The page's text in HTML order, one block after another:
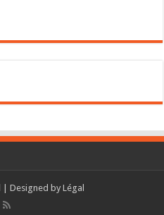
| Designed by Légal